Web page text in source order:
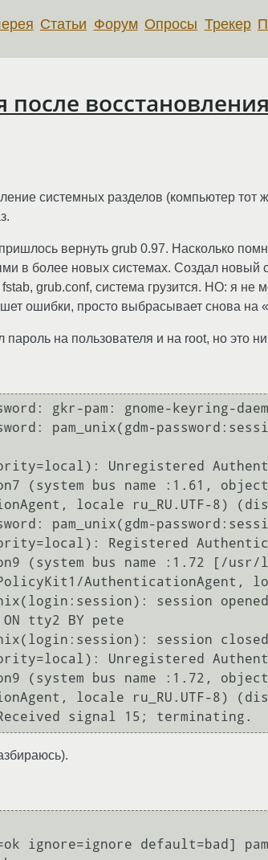
Статьи Форум Опросы Трекер
после
системных разделов (компьютер
вернуть grub 0.97. Насколько
в более новых системах. Создал новый
grub.conf, система грузится. НО: я не
ошибки, просто выбрасывает снова на
на пользователя и на root, но это
gkr-pam: gnome-keyring-
pam_unix(gdm-
Unregistered
(system bus name :1.61,
locale ru_RU.UTF-8)
pam_unix(gdm-
Registered
(system bus name :1.72 [/
AuthenticationAgent,
session
tty2 BY pete
session
Unregistered
(system bus name :1.72,
locale ru_RU.UTF-8)
signal 15; terminating.
ignore=ignore default=bad]